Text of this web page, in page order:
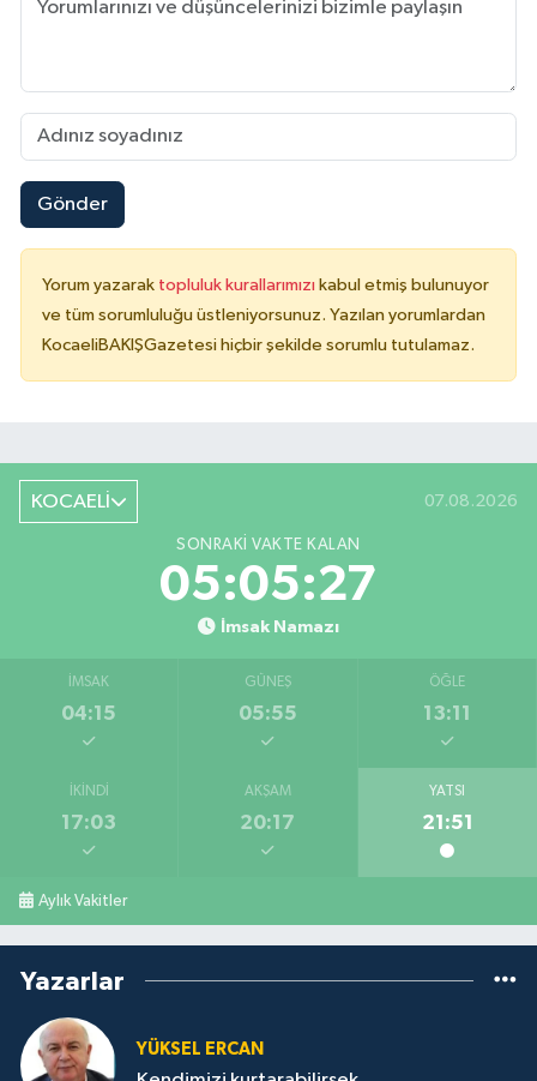
Gönder
Yorum yazarak topluluk kurallarımızı kabul etmiş bulunuyor
ve tüm sorumluluğu üstleniyorsunuz. Yazılan yorumlardan
KocaeliBAKIŞGazetesi hiçbir şekilde sorumlu tutulamaz.
KOCAELİ 07.08.2026
SONRAKI VAKTE KALAN
05:05:27
İmsak Namazı
İMSAK
04:15
GÜNEŞ
05:55
ÖĞLE
13:11
İKINDI
17:03
AKŞAM
20:17
YATSI
21:51
Aylık Vakitler
Yazarlar
YÜKSEL ERCAN